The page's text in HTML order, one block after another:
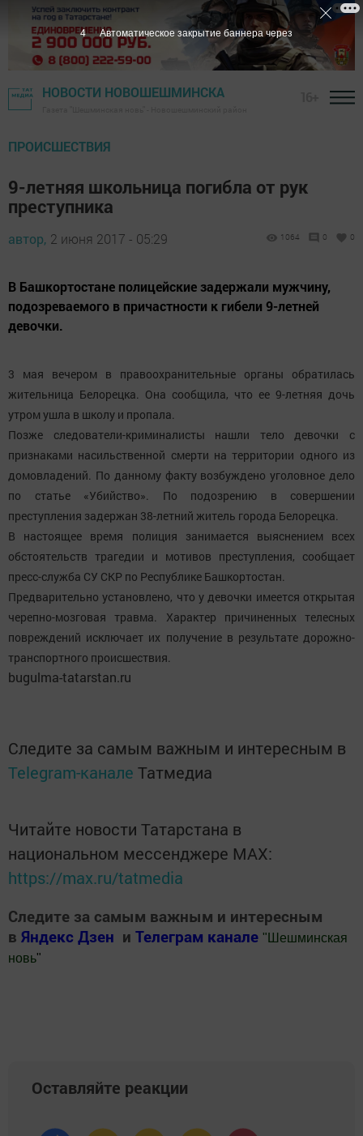
НОВОСТИ НОВОШЕШМИНСКА
ПРОИСШЕСТВИЯ
9-летняя школьница погибла от рук
преступника
автор, 2 июня 2017 - 05:29 1064 0 0
В Башкортостане полицейские задержали мужчину,
подозреваемого в причастности к гибели 9-летней
девочки.
3 мая вечером в правоохранительные органы обратилась
жительница Белорецка. Она сообщила, что ее 9-летняя дочь
утром ушла в школу и пропала.
Позже следователи-криминалисты нашли тело девочки с
признаками насильственной смерти на территории одного из
домовладений. По данному факту возбуждено уголовное дело
по статье «Убийство». По подозрению в совершении
преступления задержан 38-летний житель города Белорецка.
В настоящее время полиция занимается выяснением всех
обстоятельств трагедии и мотивов преступления, сообщает
пресс-служба СУ СКР по Республике Башкортостан.
Предварительно установлено, что у девочки имеется открытая
черепно-мозговая травма. Характер причиненных телесных
повреждений исключает их получение в результате дорожно-
транспортного происшествия.
bugulma-tatarstan.ru
Следите за самым важным и интересным в
Telegram-канале Татмедиа
Читайте новости Татарстана в
национальном мессенджере MАХ:
https://max.ru/tatmedia
Следите за самым важным и интересным
в Яндекс Дзен и Телеграм канале " Шешминская
новь"
Оставляйте реакции
3 Автоматическое закрытие баннера через